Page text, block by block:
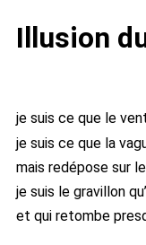
Illusion
je suis ce que le
je suis ce que la
mais redépose sur
je suis le gravillon
et qui retombe